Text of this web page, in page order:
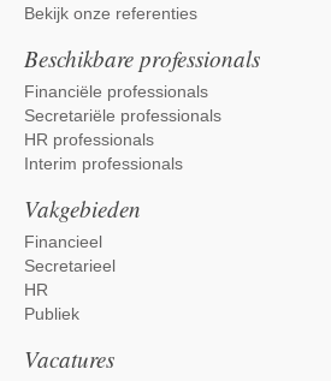
Bekijk onze referenties
Beschikbare professionals
Financiële professionals
Secretariële professionals
HR professionals
Interim professionals
Vakgebieden
Financieel
Secretarieel
HR
Publiek
Vacatures